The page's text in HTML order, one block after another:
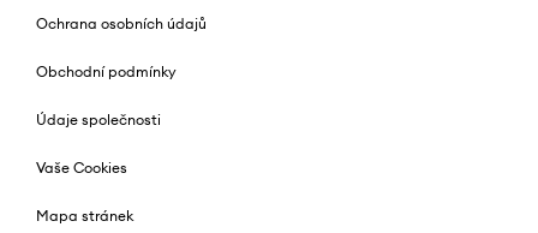
Ochrana osobních údajů
Obchodní podmínky
Údaje společnosti
Vaše Cookies
Mapa stránek